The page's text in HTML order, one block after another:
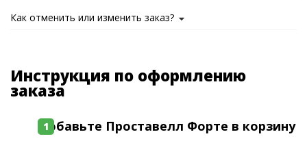
Как отменить или изменить заказ?
Инструкция по оформлению
заказа
Добавьте Проставелл Форте в корзину